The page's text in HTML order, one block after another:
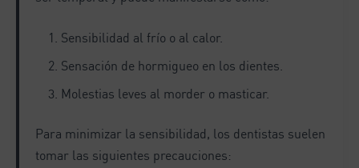
Sensibilidad al frío o al calor.
Sensación de hormigueo en los dientes.
Molestias leves al morder o masticar.
Para minimizar la sensibilidad, los dentistas suelen
tomar las siguientes precauciones: